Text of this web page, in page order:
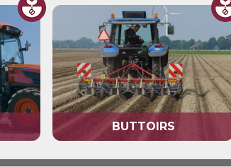
BUTTOIRS